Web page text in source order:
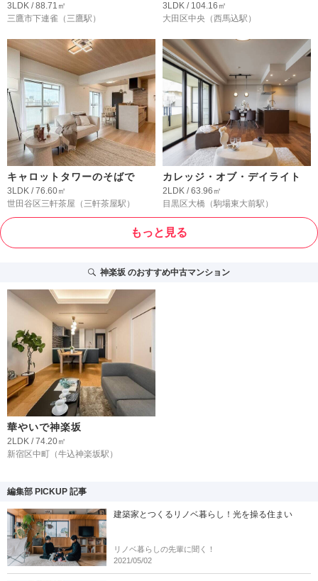
3LDK / 88.71㎡
三鷹市下連雀 （三鷹駅）
3LDK / 104.16㎡
大田区中央 （西馬込駅）
キャロットタワーのそばで
3LDK / 76.60㎡
世田谷区三軒茶屋 （三軒茶屋駅）
カレッジ・オブ・デイライト
2LDK / 63.96㎡
目黒区大橋 （駒場東大前駅）
もっと見る
神楽坂のおすすめ中古マンション
華やいで神楽坂
2LDK / 74.20㎡
新宿区中町 （牛込神楽坂駅）
編集部 PICKUP 記事
建築家とつくるリノベ暮らし！光を操る住まい
リノベ暮らしの先輩に聞く！
2021/05/02